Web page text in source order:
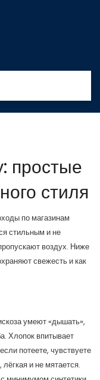
простые
стиля
по магазинам
стильным и не
воздух. Ниже
свежесть и как
умеют «дышать»,
Хлопок впитывает
потеете, чувствуете
и не мятается.